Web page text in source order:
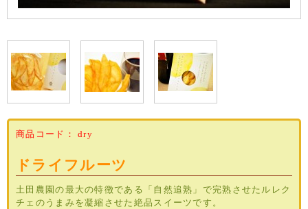
商品コード： dry
ドライフルーツ
土田農園の最大の特徴である「自然追熟」で完熟させたルレク
チェのうまみを凝縮させた絶品スイーツです。